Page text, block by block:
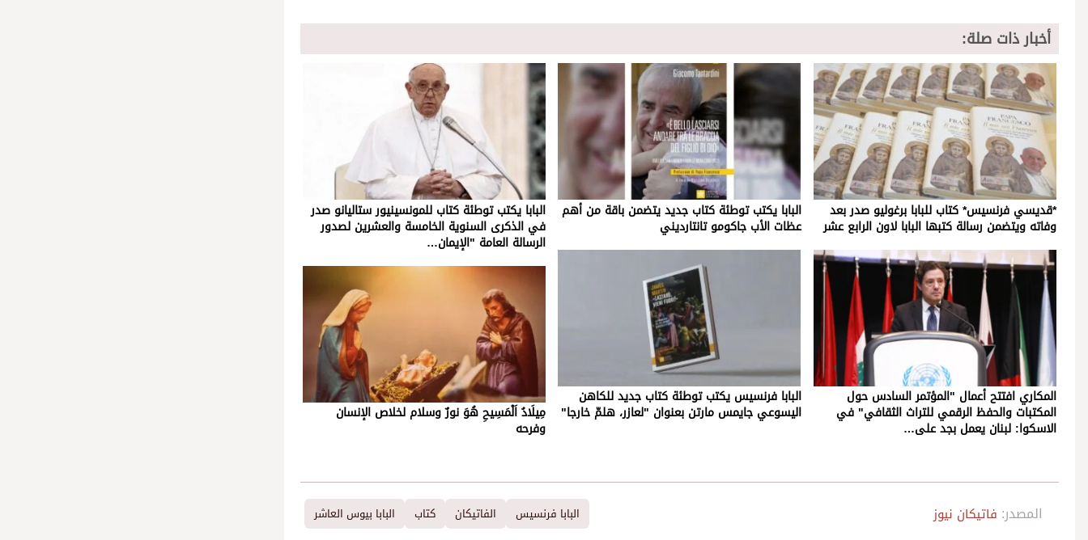
أخبار ذات صلة:
*قديسي فرنسيس* كتاب للبابا برغوليو صدر بعد
وفاته ويتضمن رسالة كتبها البابا لاون الرابع عشر
المكاري افتتح أعمال "المؤتمر السادس حول
المكتبات والحفظ الرقمي للتراث الثقافي" في
الاسكوا: لبنان يعمل بجد على…
البابا يكتب توطئة كتاب جديد يتضمن باقة من أهم
عظات الأب جاكومو تانتارديني
البابا فرنسيس يكتب توطئة كتاب جديد للكاهن
اليسوعي جايمس مارتن بعنوان "لعازر، هلمّ خارجا"
البابا يكتب توطئة كتاب للمونسينيور ستاليانو صدر
في الذكرى السنوية الخامسة والعشرين لصدور
الرسالة العامة "الإيمان…
مِيلَادُ اَلْمَسِيحِ هُوَ نورٌ وسلام لخلاص الإنسان
وفرحه
المصدر: فاتيكان نيوز البابا فرنسيس الفاتيكان كتاب البابا بيوس العاشر